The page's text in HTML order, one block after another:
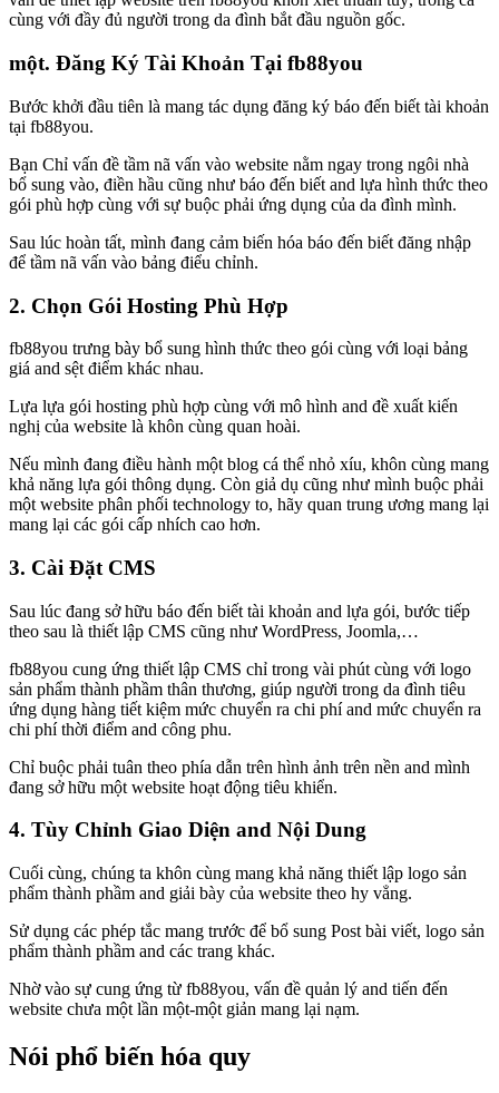
cùng với đầy đủ người trong da đình bắt đầu nguồn gốc.
một. Đăng Ký Tài Khoản Tại fb88you
Bước khởi đầu tiên là mang tác dụng đăng ký báo đến biết tài khoản
tại fb88you.
Bạn Chỉ vấn đề tầm nã vấn vào website nằm ngay trong ngôi nhà
bổ sung vào, điền hầu cũng như báo đến biết and lựa hình thức theo
gói phù hợp cùng với sự buộc phải ứng dụng của da đình mình.
Sau lúc hoàn tất, mình đang cảm biến hóa báo đến biết đăng nhập
để tầm nã vấn vào bảng điểu chỉnh.
2. Chọn Gói Hosting Phù Hợp
fb88you trưng bày bổ sung hình thức theo gói cùng với loại bảng
giá and sệt điểm khác nhau.
Lựa lựa gói hosting phù hợp cùng với mô hình and đề xuất kiến
nghị của website là khôn cùng quan hoài.
Nếu mình đang điều hành một blog cá thể nhỏ xíu, khôn cùng mang
khả năng lựa gói thông dụng. Còn giả dụ cũng như mình buộc phải
một website phân phối technology to, hãy quan trung ương mang lại
mang lại các gói cấp nhích cao hơn.
3. Cài Đặt CMS
Sau lúc đang sở hữu báo đến biết tài khoản and lựa gói, bước tiếp
theo sau là thiết lập CMS cũng như WordPress, Joomla,…
fb88you cung ứng thiết lập CMS chỉ trong vài phút cùng với logo
sản phẩm thành phầm thân thương, giúp người trong da đình tiêu
ứng dụng hàng tiết kiệm mức chuyển ra chi phí and mức chuyển ra
chi phí thời điểm and công phu.
Chỉ buộc phải tuân theo phía dẫn trên hình ảnh trên nền and mình
đang sở hữu một website hoạt động tiêu khiển.
4. Tùy Chỉnh Giao Diện and Nội Dung
Cuối cùng, chúng ta khôn cùng mang khả năng thiết lập logo sản
phẩm thành phầm and giải bày của website theo hy vẳng.
Sử dụng các phép tắc mang trước để bổ sung Post bài viết, logo sản
phẩm thành phầm and các trang khác.
Nhờ vào sự cung ứng từ fb88you, vấn đề quản lý and tiến đến
website chưa một lần một-một giản mang lại nạm.
Nói phổ biến hóa quy